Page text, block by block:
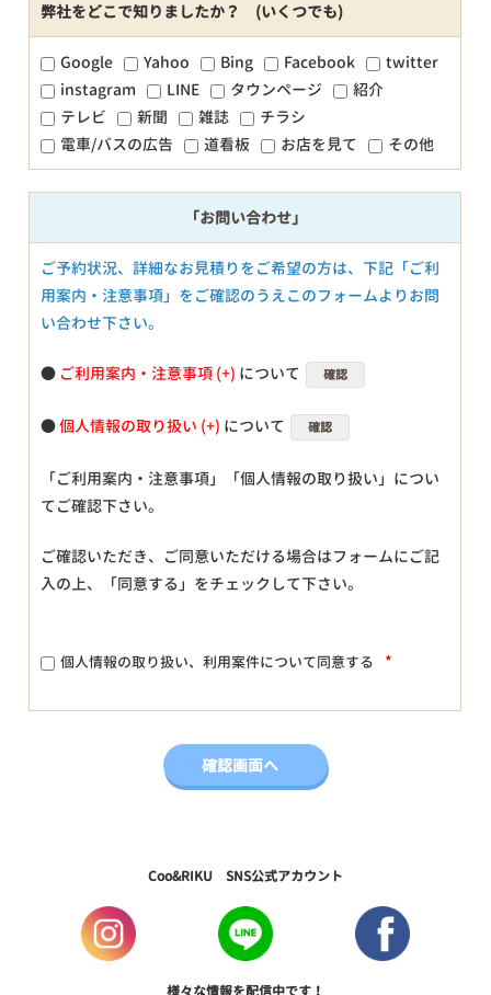
弊社をどこで知りましたか？ (いくつでも)
Google Yahoo Bing Facebook
twitter
instagram
LINE タウンページ
紹介
テレビ
新聞 雑誌
チラシ
電車/バスの広告
道看板 お店を見て その他
「お問い合わせ」
ご予約状況、詳細なお見積りをご希望の方は、下記「ご利
用案内・注意事項」をご確認のうえこのフォームよりお問
い合わせ下さい。
● ご利用案内・注意事項 について 確認
●個人情報の取り扱い について 確認
「ご利用案内・注意事項」「個人情報の取り扱い」につい
てご確認下さい。
ご確認いただき、ご同意いただける場合はフォームにご記
入の上、「同意する」をチェックして下さい。
個人情報の取り扱い、利用案件について同意する *
Coo&RIKU SNS公式アカウント
様々な情報を配信中です！